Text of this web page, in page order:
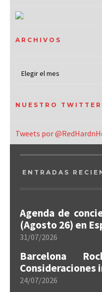
ARCHIVOS
NUESTRO TWITTER
Tweets por
ENTRADAS
Agenda de
(Agosto 26) en
31/07/2026
Barcelona
Consideraciones
24/07/2026